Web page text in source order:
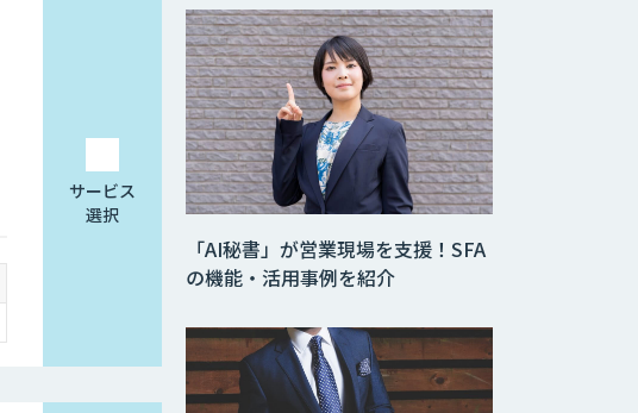
サービス
選択
「AI秘書」が営業現場を支援！SFA
の機能・活用事例を紹介